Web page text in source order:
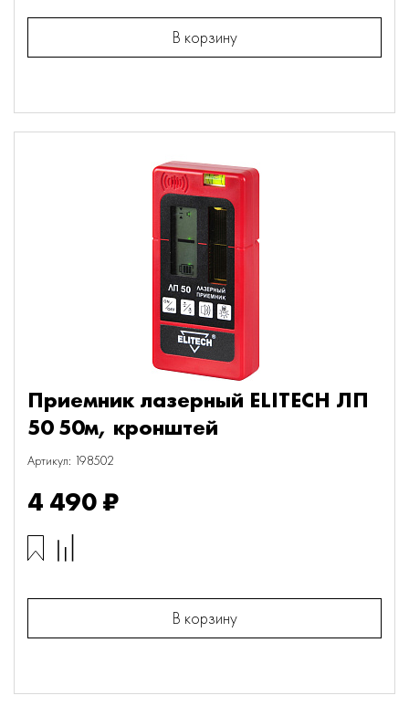
В корзину
Приемник лазерный ELITECH ЛП
50 50м, кронштей
Артикул: 198502
4 490 ₽
В корзину